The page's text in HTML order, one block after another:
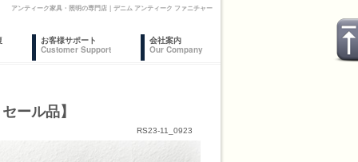
アンティーク家具・照明の専門店｜デニム アンティーク ファニチャー
お客様サポート
Customer Support
会社案内
Our Company
ール品】
RS23-11_0923